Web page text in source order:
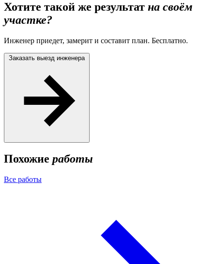
Хотите такой же результат на своём
участке?
Инженер приедет, замерит и составит план. Бесплатно.
Заказать выезд инженера
Похожие работы
Все работы